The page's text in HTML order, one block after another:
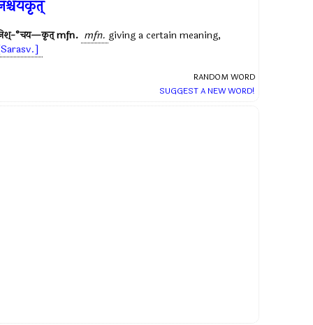
°चय—कृत्mfn. mfn. giving a certain meaning,
RANDOM WORD
SUGGEST A NEW WORD!